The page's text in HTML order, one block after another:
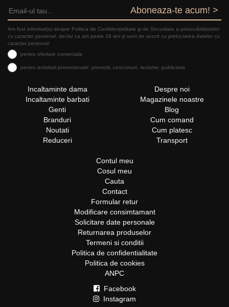
Aboneaza-te acum! >
Am fost informat(a) despre Politica de Confidențialitate şi de Securitate a prelucrăriidatelor
cu caracter personal, declar ca am peste 16 ani și sunt de acord cu prelucrarea datelor cu
caracter personal:
pentru ofertare comerciala
pentru activitati promotionale: promotii, concursuri, reclame, publicitate
Incaltaminte dama
Incaltaminte barbati
Genti
Branduri
Noutati
Reduceri
Despre noi
Magazinele noastre
Blog
Cum comand
Cum platesc
Transport
Contul meu
Cosul meu
Cauta
Contact
Formular retur
Modificare consimtamant
Solicitare date personale
Returnarea produselor
Termeni si conditii
Politica de confidentialitate
Politica de cookies
ANPC
Facebook
Instagram